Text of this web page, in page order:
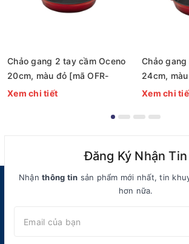
Chảo gang 2 tay cầm Oceno
20cm, màu đỏ [mã OFR-
1334]
Xem chi tiết
Chảo
24cm,
1341]
Xem chi
Đăng Ký Nhận Tin
Nhậnthông tin sản phẩm mới nhất, tin
hơn nữa.